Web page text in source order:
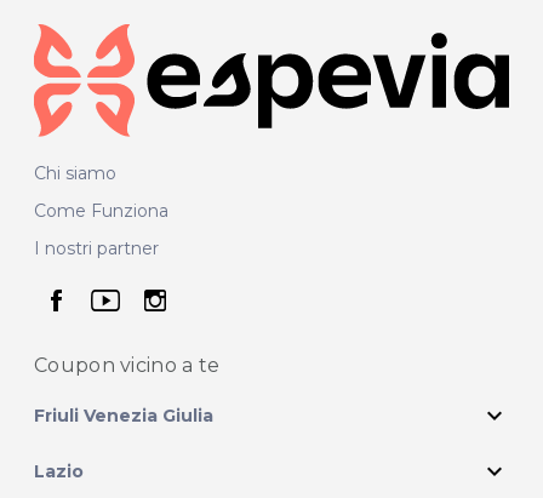
Chi siamo
Come Funziona
I nostri partner
seguici su facebook
seguici su youtube
seguici su instagram
Coupon vicino a te
Friuli Venezia Giulia expand_more
Lazio expand_more